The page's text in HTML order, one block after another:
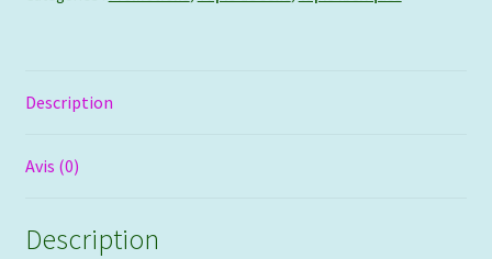
Description
Avis (0)
Description